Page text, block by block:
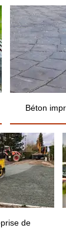
Béton
de